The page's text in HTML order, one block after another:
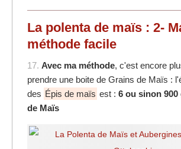
La polenta de maïs : 2-
méthode facile
17. Avec ma méthode, c'est encore
prendre une boite de Grains de Maïs :
des Épis de maïs est : 6 ou sinon
de Maïs